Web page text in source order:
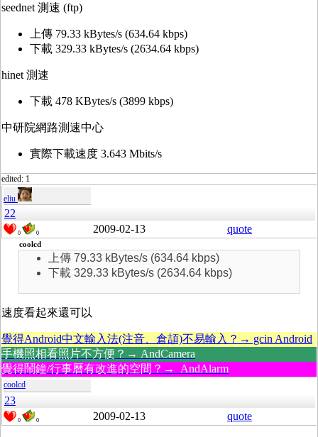
seednet 測速 (ftp)
上傳 79.33 kBytes/s (634.64 kbps)
下載 329.33 kBytes/s (2634.64 kbps)
hinet 測速
下載 478 KBytes/s (3899 kbps)
中研院網路測速中心
實際下載速度 3.643 Mbits/s
edited: 1
eliu
22
0 0 2009-02-13 quote
coolcd
上傳 79.33 kBytes/s (634.64 kbps)
下載 329.33 kBytes/s (2634.64 kbps)
速度看起來還可以
覺得Android中文輸入法(注音、倉頡)不易輸入？→ gcin Android
手機照相看照片不方便？→ AndCamera
覺得鬧鐘/行事曆有改進的空間？→ AndAlarm
coolcd
23
0 0 2009-02-13 quote